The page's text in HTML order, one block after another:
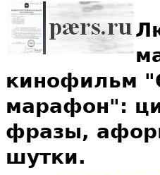
кинофильм
марафон":
фразы,
шутки.